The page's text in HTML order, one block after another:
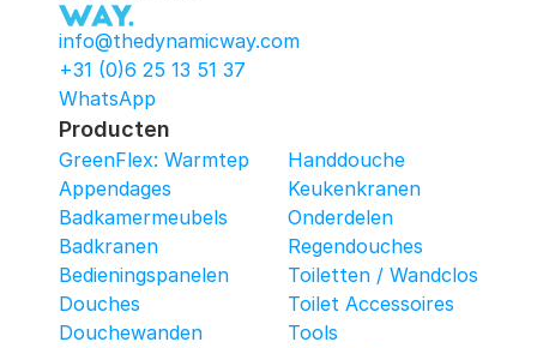
info@thedynamicway.com
+31 (0)6 25 13 51 37
WhatsApp
Producten
GreenFlex: Warmtepomop-Box
Appendages
Badkamermeubels
Badkranen
Bedieningspanelen
Douches
Douchewanden
Handdouche
Keukenkranen
Onderdelen
Regendouches
Toiletten / Wandcloset
Toilet Accessoires
Tools